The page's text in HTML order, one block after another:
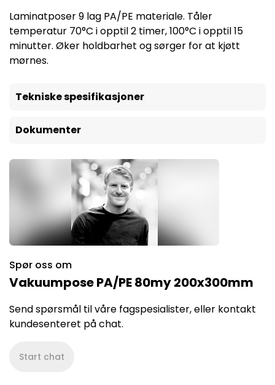
Laminatposer 9 lag PA/PE materiale. Tåler
temperatur 70°C i opptil 2 timer, 100°C i opptil 15
minutter. Øker holdbarhet og sørger for at kjøtt
mørnes.
Tekniske spesifikasjoner
Dokumenter
Spør oss om
Vakuumpose PA/PE 80my 200x300mm
Send spørsmål til våre fagspesialister, eller kontakt
kundesenteret på chat.
Start chat